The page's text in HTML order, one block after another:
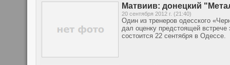
Матвиив: донецкий
20 сентября 2012 г. (21:40)
Один из тренеров одесского
дал оценку предстоящей
состоится 22 сентября в Одессе.